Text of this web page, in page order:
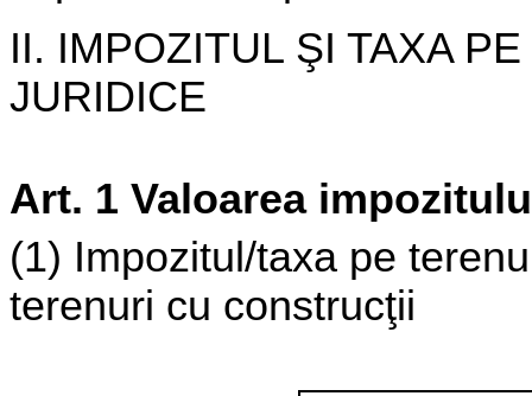
II. IMPOZITUL ŞI TAXA
JURIDICE
Art. 1 Valoarea
(1) Impozitul/taxa pe
terenuri cu construcţii